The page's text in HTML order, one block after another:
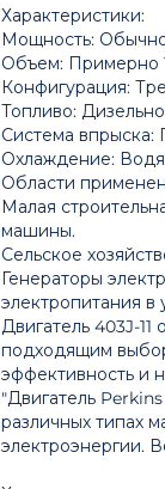
Характеристики:
Мощность:
Объем: Примерно
Конфигурация:
Топливо:
Система впрыска:
Охлаждение:
Области
Малая
машины.
Сельское
Генераторы
электропитания в
Двигатель 403J-
подходящим
эффективность и
"Двигатель
различных типах
электроэнергии.